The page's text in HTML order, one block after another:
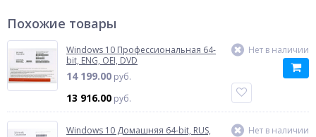
Похожие товары
Windows 10 Профессиональная 64-
bit, ENG, OEI, DVD
14 199.00 руб.
13 916.00 руб.
Нет в наличии
Windows 10 Домашняя 64-bit, RUS,
Нет в наличии